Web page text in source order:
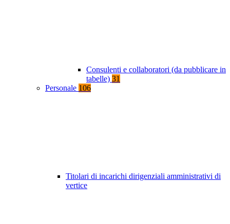
Consulenti e collaboratori (da pubblicare in
tabelle) 31
Personale 106
Titolari di incarichi dirigenziali amministrativi di
vertice